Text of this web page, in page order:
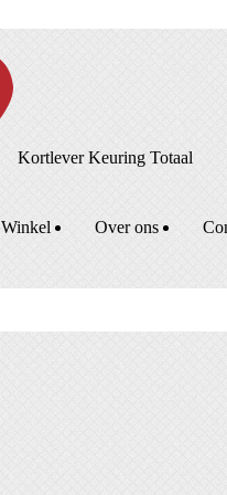
Kortlever Keuring Totaal
Winkel Over ons